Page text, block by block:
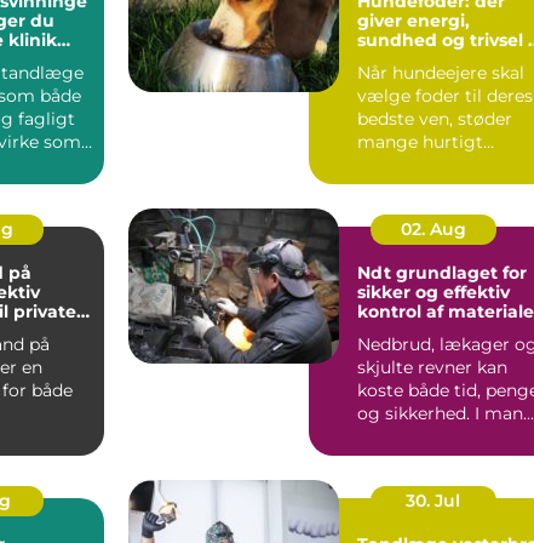
du
klinik
tandlæge
både
fagligt
som
giver energi,
sundhed og trivsel i
Når hundeejere skal
vælge foder til deres
bedste ven, støder
mange hurtigt
på
private
på
en
både
02. Aug
Ndt grundlaget for
sikker og effektiv
kontrol af
Nedbrud, lækager
skjulte revner kan
koste både tid,
og sikkerhed. I mange
30. Jul